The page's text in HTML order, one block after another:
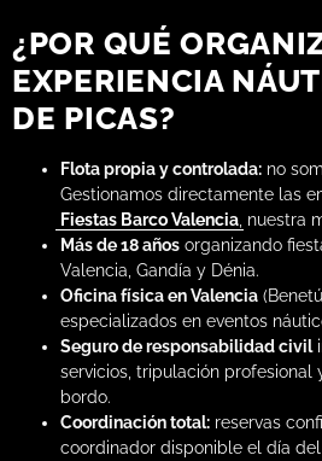
¿POR QUÉ
EXPERIENCIA
DE PICAS?
Flota propia y controlada: no
Gestionamos directamente las
Fiestas Barco Valencia , nuestra
Más de 18 años organizando
Valencia, Gandía y Dénia.
Oficina física en Valencia
especializados en eventos
Seguro de responsabilidad civil
servicios, tripulación profesional
bordo.
Coordinación total: reservas
coordinador disponible el día